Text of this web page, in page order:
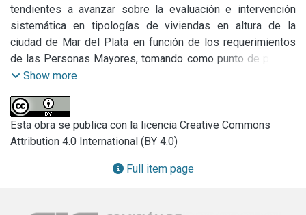
tendientes a avanzar sobre la evaluación e intervención
sistemática en tipologías de viviendas en altura de la
ciudad de Mar del Plata en función de los requerimientos
de las Personas Mayores, tomando como punto de partida
el estudio directo de las necesidades de una muestra de
memoria dictados por el PAMI y los datos recolectados en
el estudio de casos a una sub-muestra que habitaba en
edificios de viviendas en altura de la zona central de la
Los cambios que se producen con la edad modifican la
Show more
Esta obra se publica con la licencia Creative Commons
Attribution 4.0 International (BY 4.0)
Full item page